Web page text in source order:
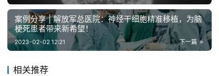
案例分享 | 解放军总医院：神经干细胞精准移植，为脑
梗死患者带来新希望！
下一篇
2023-02-02 12:21
相关推荐